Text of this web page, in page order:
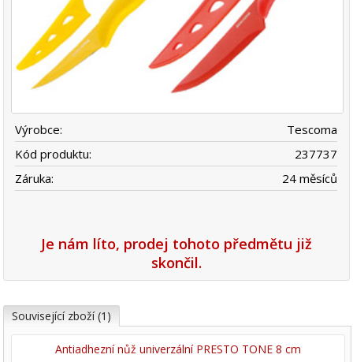
Výrobce:
Tescoma
Kód produktu:
237737
Záruka:
24 měsíců
Je nám líto, prodej tohoto předmětu již
skončil.
Související zboží (1)
Antiadhezní nůž univerzální PRESTO TONE 8 cm